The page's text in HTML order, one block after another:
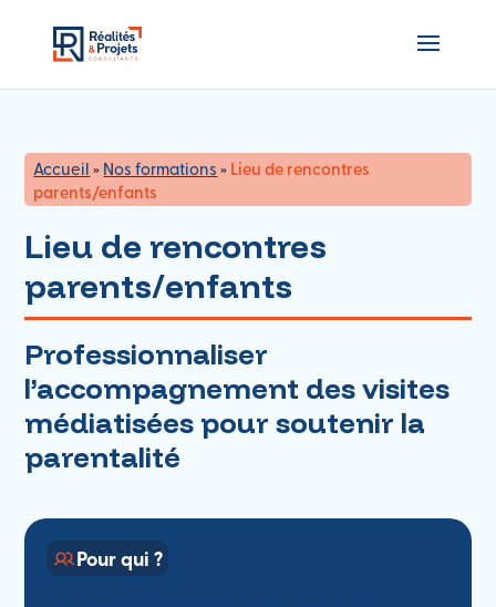
Accueil»Nos formations»Lieu de rencontres
parents/enfants
Lieu de rencontres
parents/enfants
Professionnaliser
l’accompagnement des visites
médiatisées pour soutenir la
parentalité
Pour qui ?